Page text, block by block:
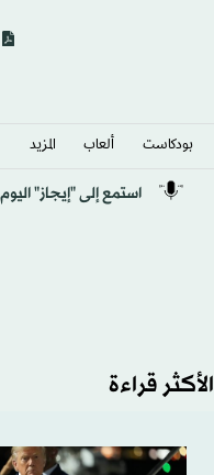
بودكاست ألعاب المزيد
استمع إلى "إيجاز" اليوم
الأكثر قراءة